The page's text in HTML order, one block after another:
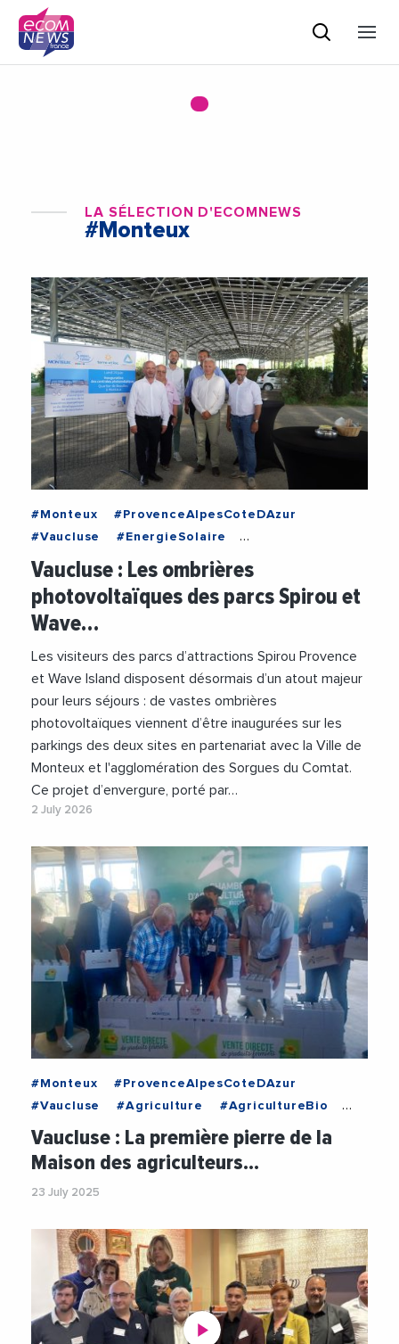
LA SÉLECTION D'ECOMNEWS
#Monteux
#Monteux
#ProvenceAlpesCoteDAzur
#Vaucluse
#EnergieSolaire
#EnergiesRenouvelables
#Loisirs
#SorguesDuComtat
#StephaneGarcia
#Tourisme
#TransitionEnergetique
Vaucluse : Les ombrières
photovoltaïques des parcs Spirou et
Wave…
Les visiteurs des parcs d’attractions Spirou Provence
et Wave Island disposent désormais d’un atout majeur
pour leurs séjours : de vastes ombrières
photovoltaïques viennent d’être inaugurées sur les
parkings des deux sites en partenariat avec la Ville de
Monteux et l'agglomération des Sorgues du Comtat.
Ce projet d’envergure, porté par…
2 July 2026
#Monteux
#ProvenceAlpesCoteDAzur
#Vaucluse
#Agriculture
#AgricultureBio
#Bio
#ChristianGros
#DepartementVaucluse
#SorguesDuComtat
Vaucluse : La première pierre de la
Maison des agriculteurs…
23 July 2025